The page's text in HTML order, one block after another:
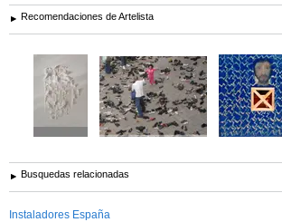
Recomendaciones de Artelista
Busquedas relacionadas
Instaladores España